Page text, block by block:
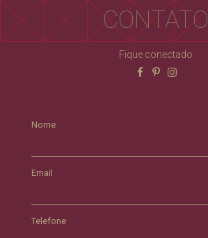
CONTATO
Fique conectado
Nome
Email
Telefone